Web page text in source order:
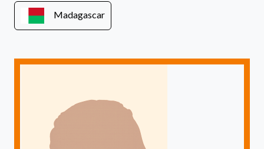
Madagascar